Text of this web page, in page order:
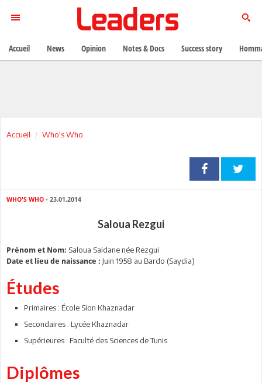
Accueil Who's Who
WHO'S WHO - 23.01.2014
Saloua Rezgui
Prénom et Nom: Saloua Saidane née Rezgui
Date et lieu de naissance : Juin 1958 au Bardo (Saydia)
Études
Primaires : École Sion Khaznadar
Secondaires : Lycée Khaznadar
Supérieures : Faculté des Sciences de Tunis.
Diplômes
Accueil News Opinion Notes & Docs Success story